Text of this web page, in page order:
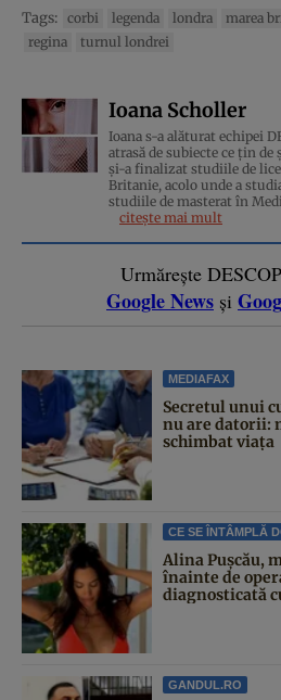
Tags: corbi legenda londra marea
regina
turnul londrei
Ioana Scholler
Ioana s-a alăturat echipei
atrasă de subiecte ce țin
și-a finalizat studiile de
Britanie, acolo unde a
studiile de masterat în
citește mai mult
Urmărește
Google News și
MEDIAFAX
Secretul unui
nu are datorii:
schimbat viața
CE SE ÎNTÂMPLĂ
Alina Pușcău,
înainte de
diagnosticată
GANDUL.RO